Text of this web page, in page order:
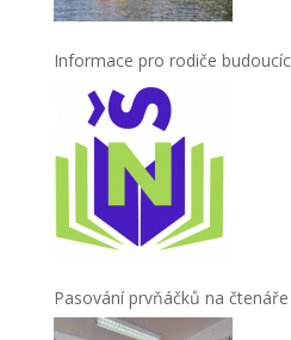
Informace pro rodiče
Pasování prvňáčků na čtenáře